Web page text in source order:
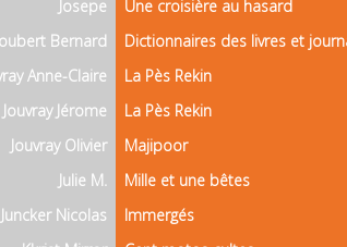
Josepe
Une croisière au hasard
Bernard
Dictionnaires des livres et
Anne-Claire
La Pès Rekin
Jouvray Jérome
La Pès Rekin
Jouvray Olivier
Majipoor
Julie M.
Mille et une bêtes
Juncker Nicolas
Immergés